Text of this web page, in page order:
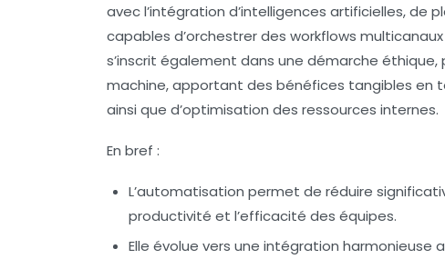
avec l’intégration d’intelligences artificielles, de
capables d’orchestrer des workflows
s’inscrit également dans une démarche
machine, apportant des bénéfices tangibles en
ainsi que d’optimisation des ressources internes.
En bref :
L’automatisation permet de réduire
productivité et l’efficacité des équipes.
Elle évolue vers une intégration harmonieuse